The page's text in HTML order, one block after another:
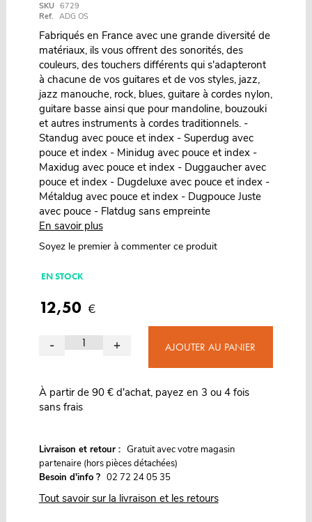
SKU 6729
Ref. ADG OS
Fabriqués en France avec une grande diversité de
matériaux, ils vous offrent des sonorités, des
couleurs, des touchers différents qui s'adapteront
à chacune de vos guitares et de vos styles, jazz,
jazz manouche, rock, blues, guitare à cordes nylon,
guitare basse ainsi que pour mandoline, bouzouki
et autres instruments à cordes traditionnels. -
Standug avec pouce et index - Superdug avec
pouce et index - Minidug avec pouce et index -
Maxidug avec pouce et index - Duggaucher avec
pouce et index - Dugdeluxe avec pouce et index -
Métaldug avec pouce et index - Dugpouce Juste
avec pouce - Flatdug sans empreinte
En savoir plus
Soyez le premier à commenter ce produit
EN STOCK
12,50 €
- + AJOUTER AU PANIER
À partir de 90 € d'achat, payez en 3 ou 4 fois
sans frais
Livraison et retour : Gratuit avec votre magasin
partenaire (hors pièces détachées)
Besoin d'info ? 02 72 24 05 35
Tout savoir sur la livraison et les retours